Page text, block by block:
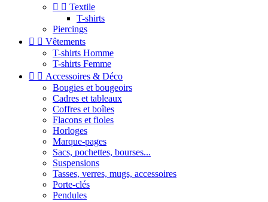
  Textile
T-shirts
Piercings
  Vêtements
T-shirts Homme
T-shirts Femme
  Accessoires & Déco
Bougies et bougeoirs
Cadres et tableaux
Coffres et boîtes
Flacons et fioles
Horloges
Marque-pages
Sacs, pochettes, bourses...
Suspensions
Tasses, verres, mugs, accessoires
Porte-clés
Pendules